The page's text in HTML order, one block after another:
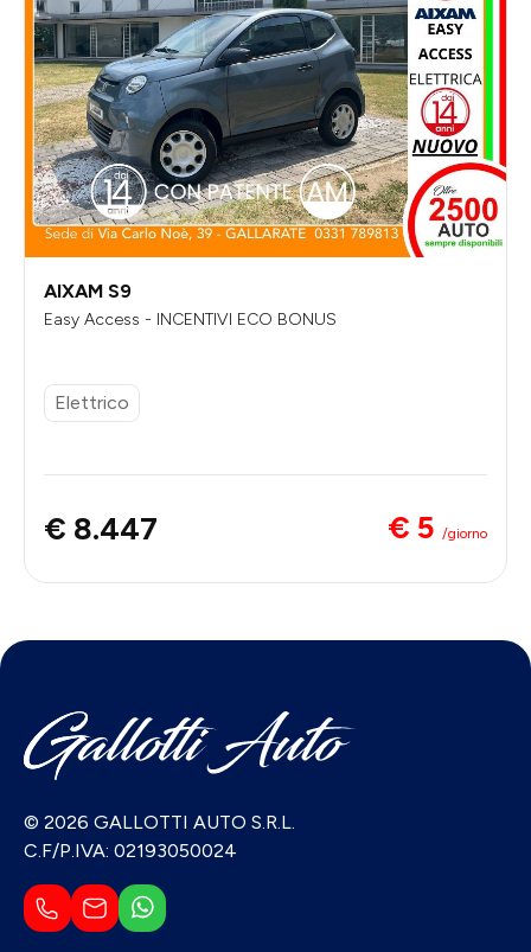
AIXAM S9
Easy Access - INCENTIVI ECO BONUS
Elettrico
€ 8.447 € 5 /giorno
© 2026 GALLOTTI AUTO S.R.L.
C.F/P.IVA: 02193050024